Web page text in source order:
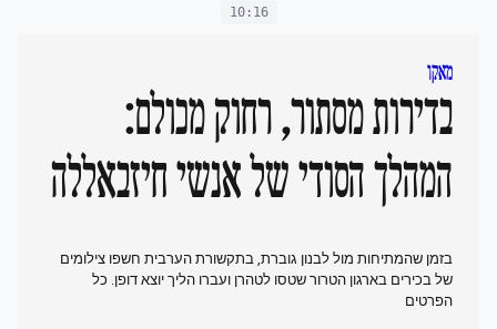
10:16
מאקו
בדירות מסתור, רחוק מכולם:
המהלך הסודי של אנשי חיזבאללה
בזמן שהמתיחות מול לבנון גוברת, בתקשורת הערבית חשפו צילומים
של בכירים בארגון הטרור שטסו לטהרן ועברו הליך יוצא דופן. כל
הפרטים